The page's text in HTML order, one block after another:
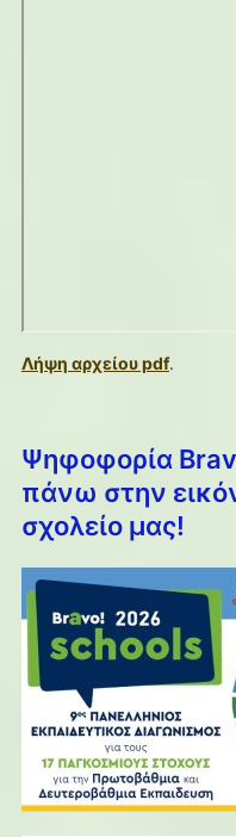
Ψηφοφορία
πάνω στην
σχολείο μας!
Λήψη αρχείου pdf.